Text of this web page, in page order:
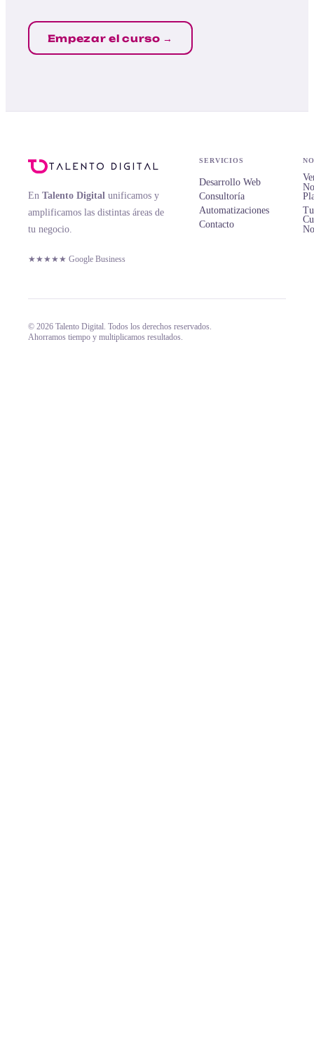
Empezar el curso →
En Talento Digital unificamos y
amplificamos las distintas áreas de
tu negocio.
★★★★★ Google Business
SERVICIOS
Desarrollo Web
Consultoría
Automatizaciones
Contacto
© 2026 Talento Digital. Todos los derechos reservados.
Ahorramos tiempo y multiplicamos resultados.